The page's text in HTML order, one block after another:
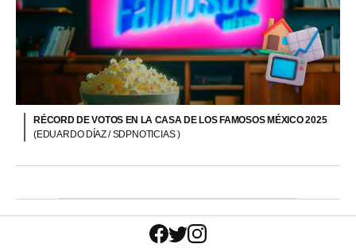
RÉCORD DE VOTOS EN LA CASA DE LOS FAMOSOS MÉXICO 2025
(EDUARDO DÍAZ / SDPNOTICIAS )